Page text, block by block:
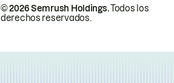
© 2026 Semrush Holdings.Todos los
derechos reservados.